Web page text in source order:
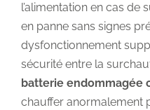
l’alimentation en cas
en panne sans signes
dysfonctionnement
sécurité entre la
batterie endommagée
chauffer anormalement